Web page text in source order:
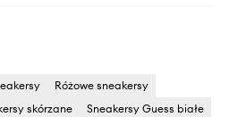
Różowe sneakersy
skórzane Sneakersy Guess białe